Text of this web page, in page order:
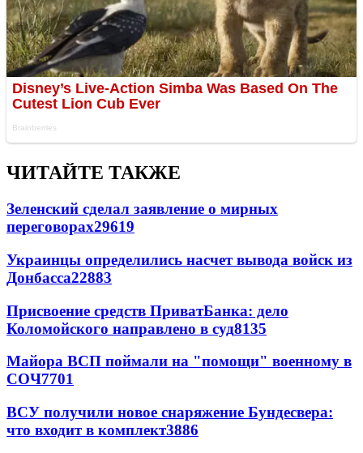
ЧИТАЙТЕ ТАКЖЕ
Зеленский сделал заявление о мирных
переговорах29619
Украинцы определились насчет вывода войск из
Донбасса22883
Присвоение средств ПриватБанка: дело
Коломойского направлено в суд8135
Майора ВСП поймали на "помощи" военному в
СОЧ7701
ВСУ получили новое снаряжение Бундесвера:
что входит в комплект3886